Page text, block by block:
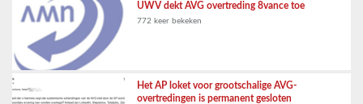
UWV dekt AVG overtreding 8vance toe
772 keer bekeken
Het AP loket voor grootschalige AVG-
overtredingen is permanent gesloten